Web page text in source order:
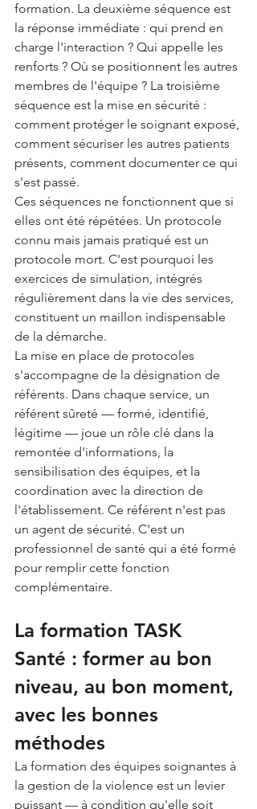
formation. La deuxième séquence est
la réponse immédiate : qui prend en
charge l'interaction ? Qui appelle les
renforts ? Où se positionnent les autres
membres de l'équipe ? La troisième
séquence est la mise en sécurité :
comment protéger le soignant exposé,
comment sécuriser les autres patients
présents, comment documenter ce qui
s'est passé.
Ces séquences ne fonctionnent que si
elles ont été répétées. Un protocole
connu mais jamais pratiqué est un
protocole mort. C'est pourquoi les
exercices de simulation, intégrés
régulièrement dans la vie des services,
constituent un maillon indispensable
de la démarche.
La mise en place de protocoles
s'accompagne de la désignation de
référents. Dans chaque service, un
référent sûreté — formé, identifié,
légitime — joue un rôle clé dans la
remontée d'informations, la
sensibilisation des équipes, et la
coordination avec la direction de
l'établissement. Ce référent n'est pas
un agent de sécurité. C'est un
professionnel de santé qui a été formé
pour remplir cette fonction
complémentaire.
La formation TASK
Santé : former au bon
niveau, au bon moment,
avec les bonnes
méthodes
La formation des équipes soignantes à
la gestion de la violence est un levier
puissant — à condition qu'elle soit